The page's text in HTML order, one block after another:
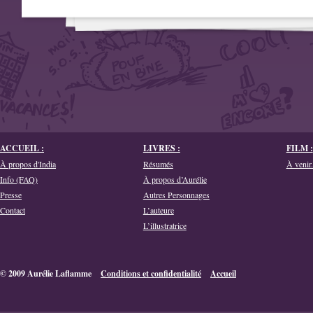
ACCUEIL :
À propos d'India
Info (FAQ)
Presse
Contact
LIVRES :
Résumés
À propos d’Aurélie
Autres Personnages
L’auteure
L’illustratrice
FILM :
À
© 2009 Aurélie Laflamme Conditions et confidentialité Accueil